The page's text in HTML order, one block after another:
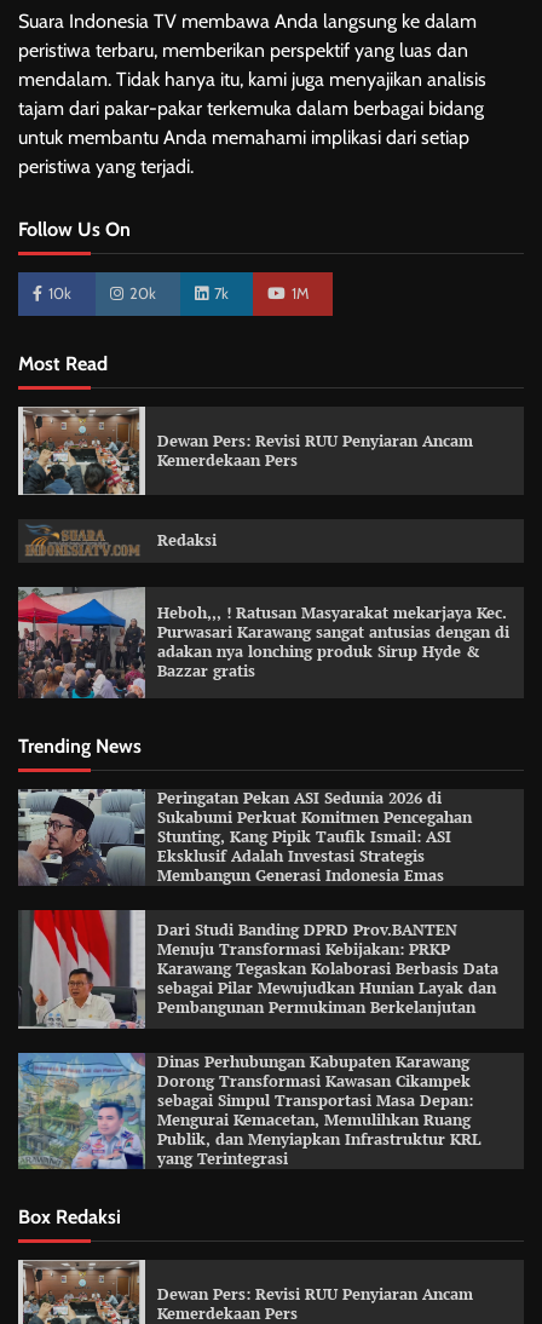
Suara Indonesia TV membawa Anda langsung ke dalam
peristiwa terbaru, memberikan perspektif yang luas dan
mendalam. Tidak hanya itu, kami juga menyajikan analisis
tajam dari pakar-pakar terkemuka dalam berbagai bidang
untuk membantu Anda memahami implikasi dari setiap
peristiwa yang terjadi.
Follow Us On
10k 20k 7k 1M
Most Read
Dewan Pers: Revisi RUU Penyiaran Ancam
Kemerdekaan Pers
Redaksi
Heboh,,, ! Ratusan Masyarakat mekarjaya Kec.
Purwasari Karawang sangat antusias dengan di
adakan nya lonching produk Sirup Hyde &
Bazzar gratis
Trending News
Peringatan Pekan ASI Sedunia 2026 di
Sukabumi Perkuat Komitmen Pencegahan
Stunting, Kang Pipik Taufik Ismail: ASI
Eksklusif Adalah Investasi Strategis
Membangun Generasi Indonesia Emas
Dari Studi Banding DPRD Prov.BANTEN
Menuju Transformasi Kebijakan: PRKP
Karawang Tegaskan Kolaborasi Berbasis Data
sebagai Pilar Mewujudkan Hunian Layak dan
Pembangunan Permukiman Berkelanjutan
Dinas Perhubungan Kabupaten Karawang
Dorong Transformasi Kawasan Cikampek
sebagai Simpul Transportasi Masa Depan:
Mengurai Kemacetan, Memulihkan Ruang
Publik, dan Menyiapkan Infrastruktur KRL
yang Terintegrasi
Box Redaksi
Dewan Pers: Revisi RUU Penyiaran Ancam
Kemerdekaan Pers